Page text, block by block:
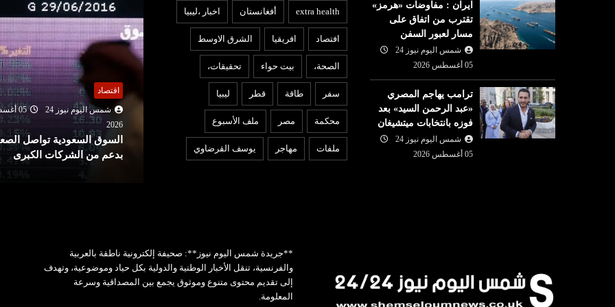
ايران : مفاوضات «هرمز»
تقترب من اتفاق على
مسار لعبور السفن
شمس اليوم نيوز 24
05 أغسطس 2026
ترامب يهاجم المصري
«عبد الرحمن السيد» بعد
فوزه بانتخابات ميتشيغان
شمس اليوم نيوز 24
05 أغسطس 2026
extra health أفغانستان اخبار ،ليبيا
افتصاد افريقيا الشرق الاوسط
الصحة، بيت حواء تحقيقات،
سفر طاقة قطر ليبيا
محكمة مصر ملف الأسبوع
ملفات مهاجر يوسف القرضاوي
05 أغسطس
أخبار ليبيا
شمس اليوم نيوز 24
05 أغسطس
2026
عقيلة صالح: ندعم «هيئة الرقابة
الإدارية» وأجهزتها
اقتصاد
شمس اليوم نيوز 24
05 أغسطس
السوق السعودية تواصل الصعود
بدعم من الشركات الكبرى
عربي ودولي
شمس اليوم نيوز 24
05
2026
لجنة برلمانية هندية تطالب
زوكربرغ بالاعتذار بعد حذف
فيديو لمودي
**جريدة شمس اليوم نيوز**: صحيفة إلكترونية ناطقة بالعربية
والفرنسية، تنقل الأخبار الوطنية والدولية بكل حياد وموضوعية، وتهدف
إلى تقديم محتوى متنوع وموثوق يجمع بين المصداقية وسرعة
المعلومة.